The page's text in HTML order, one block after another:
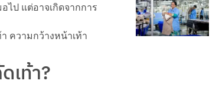
ไป แต่อาจเกิดจากการ
า ความกว้างหน้าเท้า
เท้า?